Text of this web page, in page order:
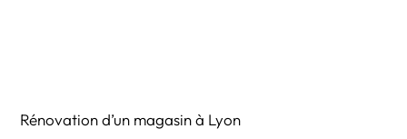
Rénovation d’un magasin à Lyon